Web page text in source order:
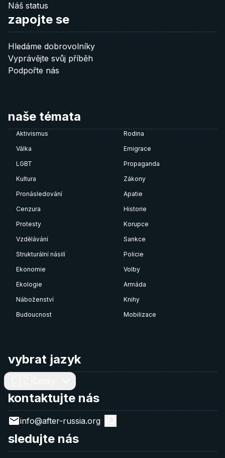
Náš status
zapojte se
Hledáme dobrovolníky
Vyprávějte svůj příběh
Podpořte nás
naše témata
Aktivismus
Rodina
Válka
Emigrace
LGBT
Propaganda
Kultura
Zákony
Pronásledování
Apatie
Cenzura
Historie
Protesty
Korupce
Vzdělávání
Sankce
Strukturální násilí
Policie
Ekonomie
Volby
Ekologie
Armáda
Náboženství
Knihy
Budoucnost
Mobilizace
vybrat jazyk
kontaktujte nás
info@after-russia.org
sledujte nás